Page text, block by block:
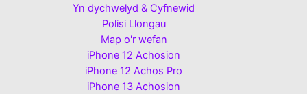
Yn dychwelyd & Cyfnewid
Polisi Llongau
Map o'r wefan
iPhone 12 Achosion
iPhone 12 Achos Pro
iPhone 13 Achosion